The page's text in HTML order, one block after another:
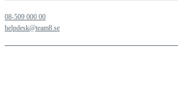
08-509 000 00
helpdesk@team8.se